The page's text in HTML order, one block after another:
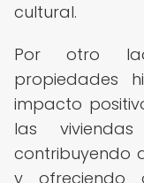
cultural.
Por otro
propiedades
impacto
las
contribuyendo
y ofreciendo